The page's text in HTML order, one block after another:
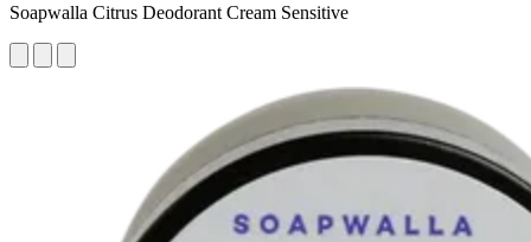
Soapwalla Citrus Deodorant Cream Sensitive